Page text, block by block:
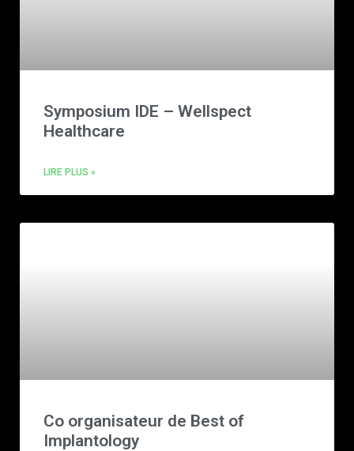
Symposium IDE – Wellspect
Healthcare
LIRE PLUS »
Co organisateur de Best of
Implantology